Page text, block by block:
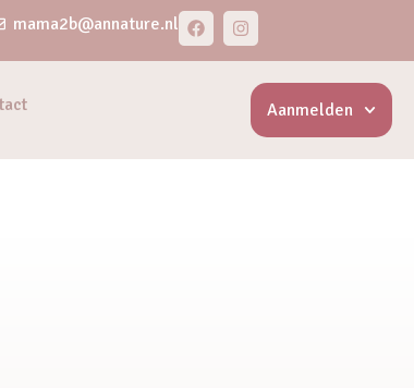
mama2b@annature.nl
Aanmelden